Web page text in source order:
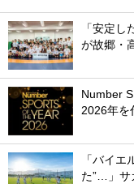
「安定
が故郷・
Number
2026年を
「バイエ
た”…」サ